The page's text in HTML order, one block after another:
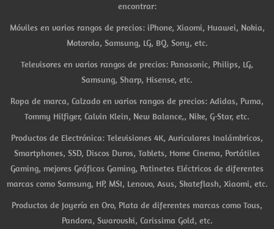
encontrar:
Móviles en varios rangos de precios: iPhone, Xiaomi, Huawei, Nokia,
Motorola, Samsung, LG, BQ, Sony, etc.
Televisores en varios rangos de precios: Panasonic, Philips, LG,
Samsung, Sharp, Hisense, etc.
Ropa de marca, Calzado en varios rangos de precios: Adidas, Puma,
Tommy Hilfiger, Calvin Klein, New Balance,, Nike, G-Star, etc.
Productos de Electrónica: Televisiones 4K, Auriculares Inalámbricos,
Smartphones, SSD, Discos Duros, Tablets, Home Cinema, Portátiles
Gaming, mejores Gráficas Gaming, Patinetes Eléctricos de diferentes
marcas como Samsung, HP, MSI, Lenovo, Asus, Skateflash, Xiaomi, etc.
Productos de Joyería en Oro, Plata de diferentes marcas como Tous,
Pandora, Swarovski, Carissima Gold, etc.